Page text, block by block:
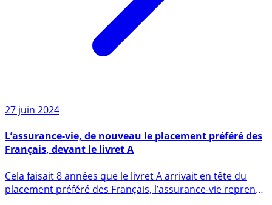
27 juin 2024
Français, devant le livret A
Cela faisait 8 années que le livret A arrivait en tête du